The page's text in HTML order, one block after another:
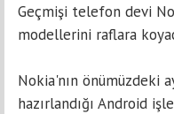
Geçmişi telefon devi
modellerini raflara
Nokia'nın önümüzdeki
hazırlandığı Android